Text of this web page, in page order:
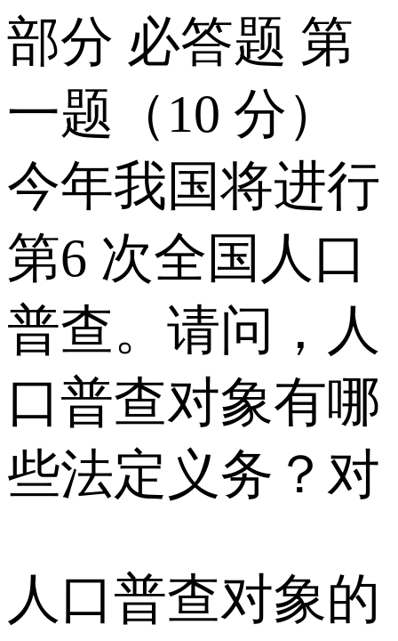
部分 必答题 第
一题（10 分）
今年我国将进行
第6 次全国人口
普查。请问，人
口普查对象有哪
些法定义务？对
人口普查对象的